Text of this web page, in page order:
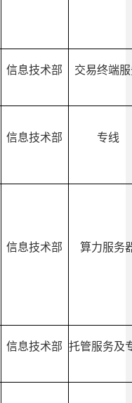
信息技术部 交易终端
信息技术部 专线
信息技术部 算力服务
信息技术部 托管服务及